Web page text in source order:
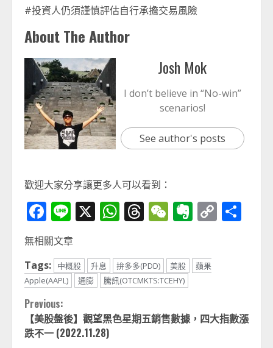
#投資人仍須謹慎評估自行承擔交易風險
About The Author
Josh Mok
I don’t believe in “No-win”
scenarios!
See author's posts
歡迎大家分享讓更多人可以看到：
Facebook
Line
X WhatsApp
Threads
WeChat
Evernote
Copy
無相關文章
Tags:
中概股 升息 拚多多(PDD) 美股
蘋果
Apple(AAPL)
通膨 騰訊(OTCMKTS:TCEHY)
Continue
Reading
Previous:
【美股盤後】觀望黑色星期五銷售數據，四大指數漲
跌不一 (2022.11.28)